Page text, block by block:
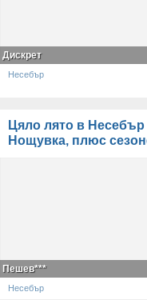
Дискрет
Несебър
Цяло лято в
Нощувка, плюс
Пешев***
Несебър